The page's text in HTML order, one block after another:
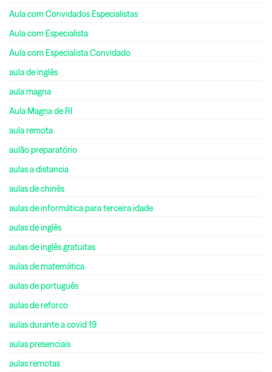
Aula com Convidados Especialistas
Aula com Especialista
Aula com Especialista Convidado
aula de inglês
aula magna
Aula Magna de RI
aula remota
aulão preparatório
aulas a distancia
aulas de chinês
aulas de informática para terceira idade
aulas de inglês
aulas de inglês gratuitas
aulas de matemática
aulas de português
aulas de reforco
aulas durante a covid 19
aulas presenciais
aulas remotas